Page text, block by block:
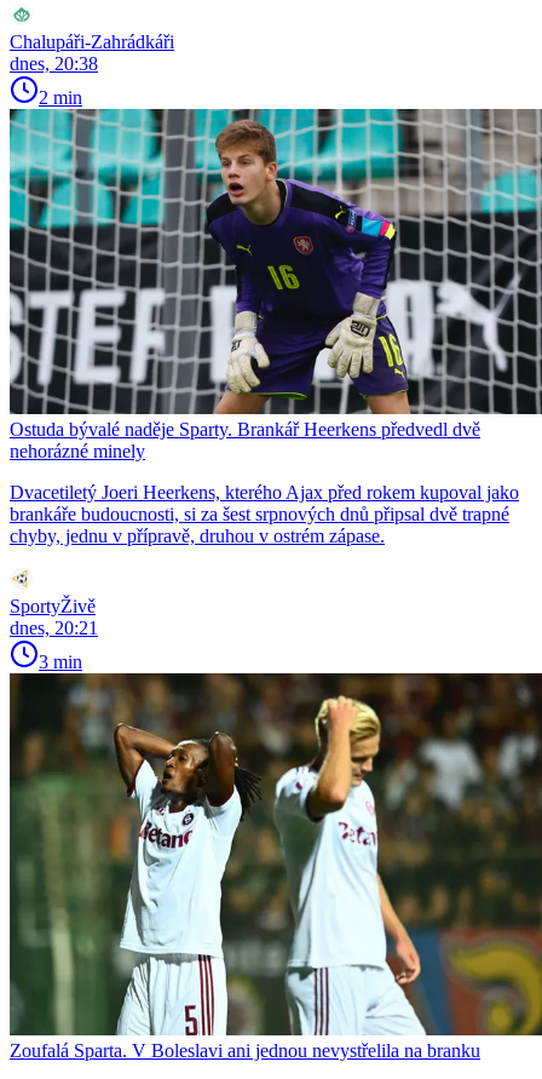
Chalupáři-Zahrádkáři
dnes, 20:38
2 min
Ostuda bývalé naděje Sparty. Brankář Heerkens předvedl dvě
nehorázné minely
Dvacetiletý Joeri Heerkens, kterého Ajax před rokem kupoval jako
brankáře budoucnosti, si za šest srpnových dnů připsal dvě trapné
chyby, jednu v přípravě, druhou v ostrém zápase.
SportyŽivě
dnes, 20:21
3 min
Zoufalá Sparta. V Boleslavi ani jednou nevystřelila na branku